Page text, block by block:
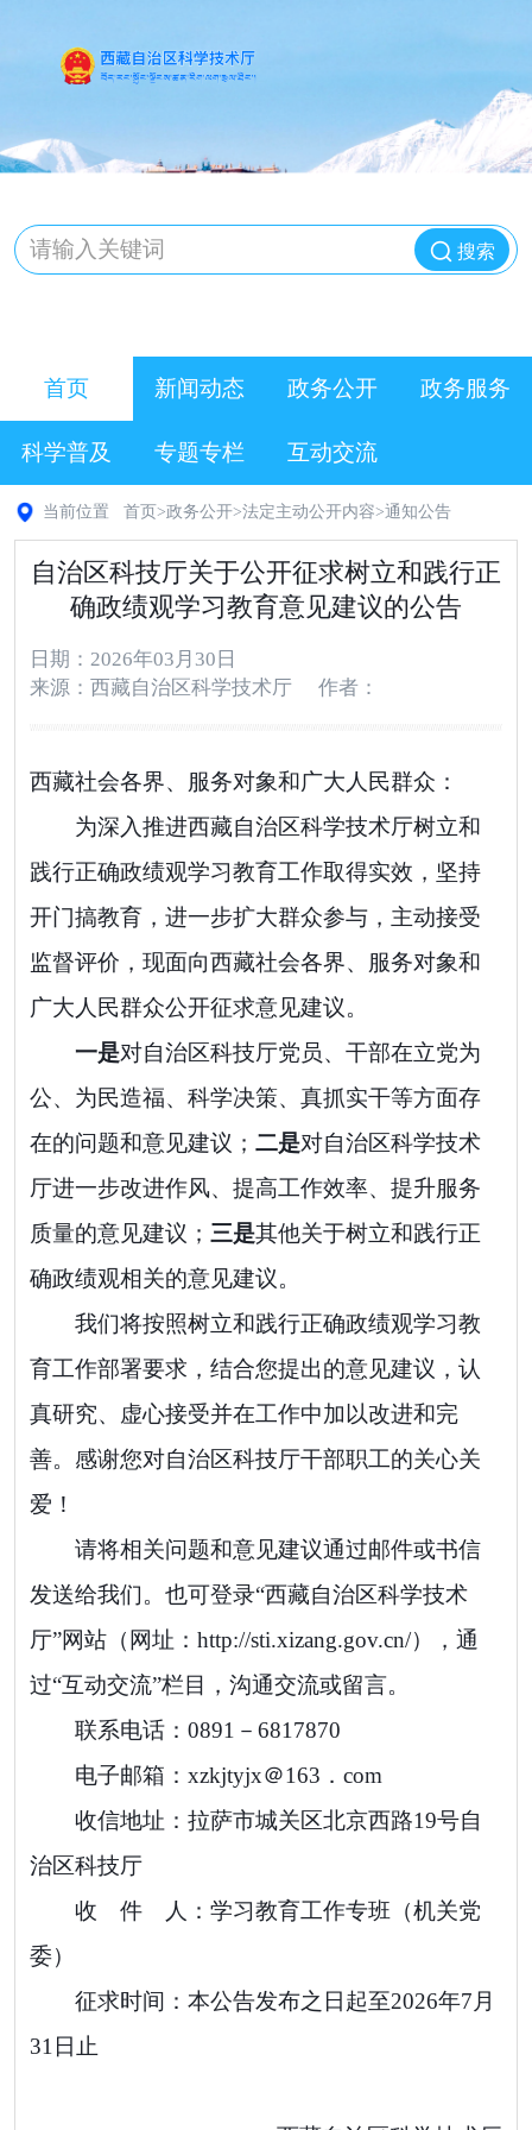
搜索
首页 新闻动态 政务公开 政务服务
科学普及 专题专栏 互动交流
当前位置 首页 >政务公开>法定主动公开内容>通知公告
自治区科技厅关于公开征求树立和践行正
确政绩观学习教育意见建议的公告
日期：2026年03月30日
来源：西藏自治区科学技术厅
作者：
西藏社会各界、服务对象和广大人民群众：
为深入推进西藏自治区科学技术厅树立和
践行正确政绩观学习教育工作取得实效 ，坚持
开门搞教育，进一步扩大群众参与，主动接受
监督评价，现面向西藏社会各界、服务对象和
广大人民群众公开征求意见建议。
一是对自治区科技厅党员、干部在立党为
公、为民造福、科学决策、真抓实干等方面存
在的问题和意见建议； 二是对自治区科学技术
厅进一步改进作风、提高工作效率、提升服务
质量的意见建议； 三是其他关于树立和践行正
确政绩观相关的意见建议。
我们将按照树立和践行正确政绩观学习教
育工作部署要求，结合您提出的意见建议，认
真研究、虚心接受并在工作中加以改进和完
善。感谢您对自治区科技厅干部职工的关心关
爱！
请将相关问题和意见建议通过邮件或书信
发送给我们。也可登录“西藏自治区科学技术
厅”网站（网址： http://sti.xizang.gov.cn/） ， 通
过“互动交流”栏目，沟通交流或留言。
联系电话： 0891－6817870
电子邮箱： xzkjtyjx＠163．com
收信地址：拉萨市城关区北京西路19号自
治区科技厅
收 件 人：学习教育工作专班（机关党
委）
征求时间：本公告发布之日起至2026年7 月
31 日止